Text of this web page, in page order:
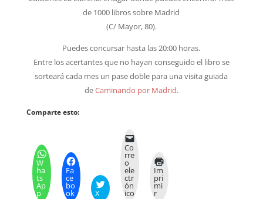
de 1000 libros sobre Madrid
(C/ Mayor, 80).
Puedes concursar hasta las 20:00 horas.
Entre los acertantes que no hayan conseguido el libro se
sorteará cada mes un pase doble para una visita guiada
deCaminando por Madrid.
Comparte esto:
W
ha
ts
Ap
p
Fa
ce
bo
ok X
Co
rre
o
ele
ctr
ón
ico
Im
pri
mi
r